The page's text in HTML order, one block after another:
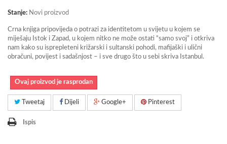
Stanje: Novi proizvod
Crna knjiga pripovijeda o potrazi za identitetom u svijetu u kojem se
miješaju Istok i Zapad, u kojem nitko ne može ostati “samo svoj” i otkriva
nam kako su isprepleteni križarski i sultanski pohodi, mafijaški i ulični
obračuni, povijest i sadašnjost – i sve drugo što u sebi skriva Istanbul.
Ovaj proizvod je rasprodan
Tweetaj Dijeli Google+ Pinterest
Ispis